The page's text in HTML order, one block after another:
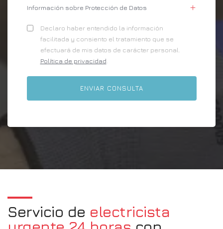
Información sobre Protección de Datos
Declaro haber entendido la información
facilitada y consiento el tratamiento que se
efectuará de mis datos de carácter personal.
Política de privacidad
Servicio de electricista